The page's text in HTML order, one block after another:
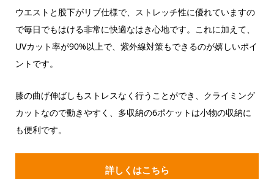
ウエストと股下がリブ仕様で、ストレッチ性に優れていますの
で毎日でもはける非常に快適なはき心地です。これに加えて、
UVカット率が90%以上で、紫外線対策もできるのが嬉しいポイ
ントです。
膝の曲げ伸ばしもストレスなく行うことができ、クライミング
カットなので動きやすく、多収納の6ポケットは小物の収納に
も便利です。
詳しくはこちら